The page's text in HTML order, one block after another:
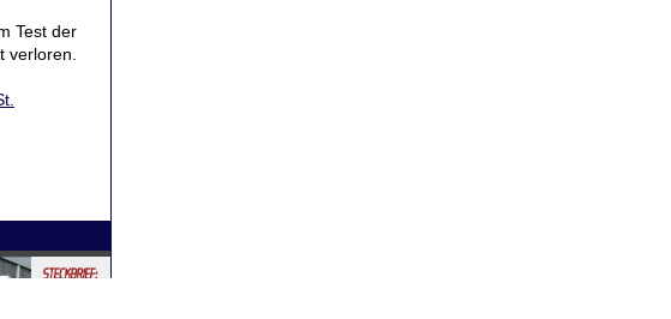
Test der
verloren.